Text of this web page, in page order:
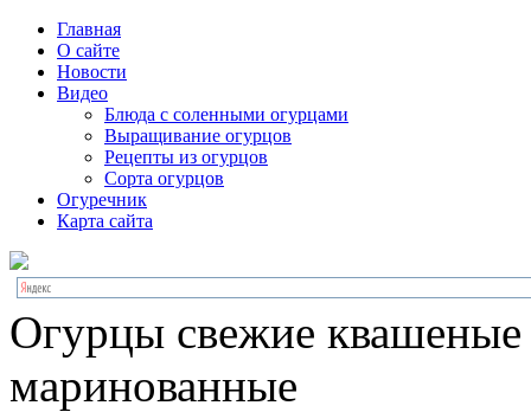
Главная
О сайте
Новости
Видео
Блюда с соленными огурцами
Выращивание огурцов
Рецепты из огурцов
Сорта огурцов
Огуречник
Карта сайта
Огурцы свежие
маринованные